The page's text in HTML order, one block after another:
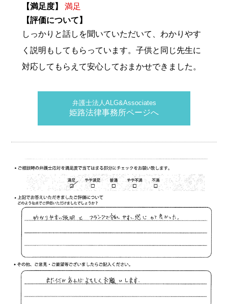
【満足度】
満足
【評価について】
しっかりと話しを聞いていただいて、わかりやす
く説明もしてもらっています。子供と同じ先生に
対応してもらえて安心しておまかせできました。
弁護士法人ALG&Associates
姫路法律事務所ページへ